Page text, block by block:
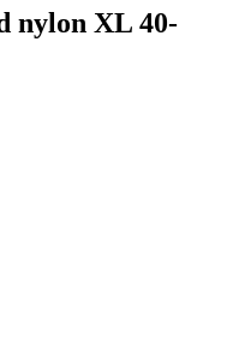
nylon XL 40-